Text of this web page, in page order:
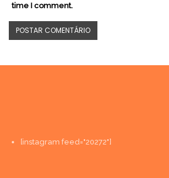
time I comment.
[instagram feed="20272"]